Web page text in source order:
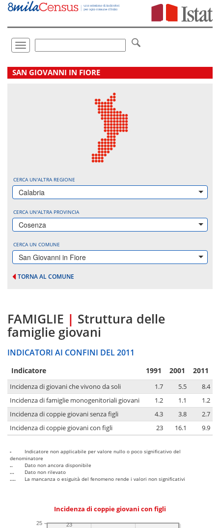
Vai
direttamente
Toggle
navigation
.
SAN GIOVANNI IN FIORE
CERCA UN'ALTRA REGIONE
Calabria
CERCA UN'ALTRA PROVINCIA
Cosenza
CERCA UN COMUNE
San Giovanni in Fiore
TORNA AL COMUNE
FAMIGLIE | Struttura delle
famiglie giovani
INDICATORI AI CONFINI DEL 2011
Indicatore 1991 2001 2011
Incidenza di giovani che vivono da soli 1.7 5.5
8.4
Incidenza di famiglie monogenitoriali giovani
1.2 1.1
1.2
Incidenza di coppie giovani senza figli
4.3 3.8
2.7
Incidenza di coppie giovani con figli
23 16.1 9.9
-
Indicatore non applicabile per valore nullo o poco significativo del
denominatore
..
Dato non ancora disponibile
...
Dato non rilevato
....
La mancanza o esiguità del fenomeno rende i valori non significativi
Incidenza di coppie giovani con figli
25 23